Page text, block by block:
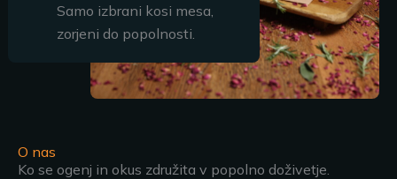
Samo izbrani kosi mesa,
zorjeni do popolnosti.
O nas
Ko se ogenj in okus združita v popolno doživetje.